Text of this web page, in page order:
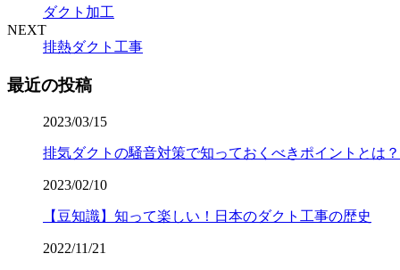
ダクト加工
NEXT
排熱ダクト工事
最近の投稿
2023/03/15
排気ダクトの騒音対策で知っておくべきポイントとは？
2023/02/10
【豆知識】知って楽しい！日本のダクト工事の歴史
2022/11/21